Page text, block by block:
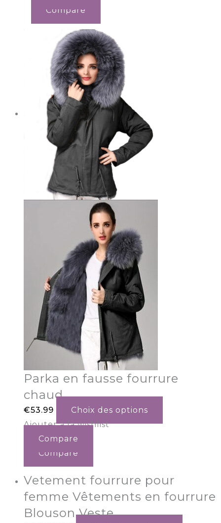
Compare
Parka en fausse fourrure
chaud
€53.99
Choix des options
Ajouter à la wishlist
Compare
Compare
Vetement fourrure pour
femme Vêtements en fourrure
Blouson Veste